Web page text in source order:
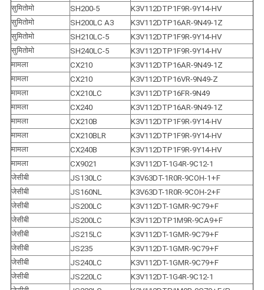
सुमितोमो
SH200-5
K3V112DTP1F9R-9Y14-HV
सुमितोमो
SH200LC A3
K3V112DTP16AR-9N49-1Z
सुमितोमो
SH210LC-5
K3V112DTP1F9R-9Y14-HV
सुमितोमो
SH240LC-5
K3V112DTP1F9R-9Y14-HV
मामला
CX210
K3V112DTP16AR-9N49-1Z
मामला
CX210
K3V112DTP16VR-9N49-Z
मामला
CX210LC
K3V112DTP16FR-9N49
मामला
CX240
K3V112DTP16AR-9N49-1Z
मामला
CX210B
K3V112DTP1F9R-9Y14-HV
मामला
CX210BLR
K3V112DTP1F9R-9Y14-HV
मामला
CX240B
K3V112DTP1F9R-9Y14-HV
मामला
CX9021
K3V112DT-1G4R-9C12-1
जेसीबी
JS130LC
K3V63DT-1R0R-9COH-1+F
जेसीबी
JS160NL
K3V63DT-1R0R-9COH-2+F
जेसीबी
JS200LC
K3V112DT-1GMR-9C79+F
जेसीबी
JS200LC
K3V112DTP1M9R-9CA9+F
जेसीबी
JS215LC
K3V112DT-1GMR-9C79+F
जेसीबी
JS235
K3V112DT-1GMR-9C79+F
जेसीबी
JS240LC
K3V112DT-1GMR-9C79+F
जेसीबी
JS220LC
K3V112DT-1G4R-9C12-1